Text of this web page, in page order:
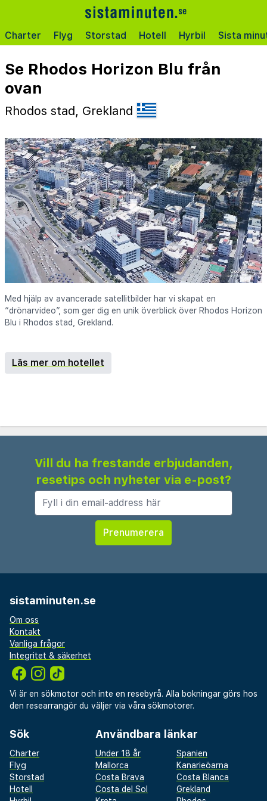
Charter Flyg Storstad Hotell Hyrbil Sista
Se Rhodos Horizon Blu från
ovan
Rhodos stad, Grekland
Med hjälp av avancerade satellitbilder har vi skapat en
“drönarvideo”, som ger dig en unik överblick över Rhodos Horizon
Blu i Rhodos stad, Grekland.
Läs mer om hotellet
Vill du ha frestande erbjudanden,
resetips och nyheter via e-post?
sistaminuten.se
Om oss
Kontakt
Vanliga frågor
Integritet & säkerhet
Vi är en sökmotor och inte en resebyrå. Alla bokningar görs hos
den researrangör du väljer via våra sökmotorer.
Sök
Charter
Flyg
Storstad
Hotell
Användbara länkar
Under 18 år
Spanien
Mallorca
Kanarieöarna
Costa Brava
Costa Blanca
Costa del Sol
Grekland